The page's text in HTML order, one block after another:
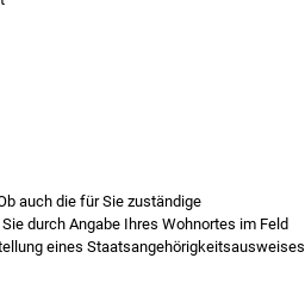
auch die für Sie zuständige
durch Angabe Ihres Wohnortes im Feld
eines Staatsangehörigkeitsausweises